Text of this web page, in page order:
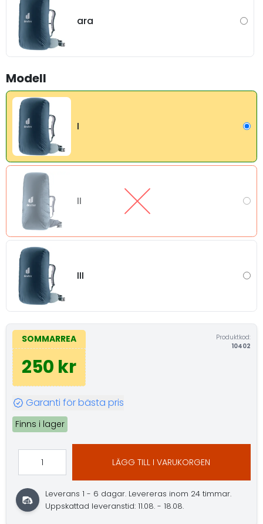
ara
Modell
I
II
III
SOMMARREA
250 kr
Produktkod:
10402
Garanti för bästa pris
Finns i lager
LÄGG TILL I VARUKORGEN
Leverans 1 - 6 dagar. Levereras inom 24 timmar.
Uppskattad leveranstid: 11.08. - 18.08.